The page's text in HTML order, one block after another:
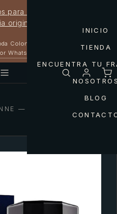
para estrenar tu próxima
original
Colombia
WhatsApp
INICIO
TIENDA
ENCUENTRA TU
BLOG
— PURE XS NIGHT BY